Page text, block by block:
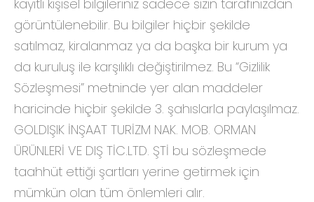
kayıtlı kişisel bilgileriniz sadece sizin tarafınızdan
görüntülenebilir. Bu bilgiler hiçbir şekilde
satılmaz, kiralanmaz ya da başka bir kurum ya
da kuruluş ile karşılıklı değiştirilmez. Bu “Gizlilik
Sözleşmesi” metninde yer alan maddeler
haricinde hiçbir şekilde 3. şahıslarla paylaşılmaz.
GOLDIŞIK İNŞAAT TURİZM NAK. MOB. ORMAN
ÜRÜNLERİ VE DIŞ TİC.LTD. ŞTİ bu sözleşmede
taahhüt ettiği şartları yerine getirmek için
mümkün olan tüm önlemleri alır.